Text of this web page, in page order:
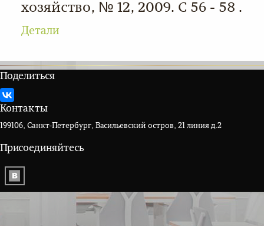
хозяйство, № 12, 2009. С 56 - 58 .
Детали
Поделиться
Контакты
199106, Санкт-Петербург, Васильевский остров, 21 линия д.2
Присоединяйтесь